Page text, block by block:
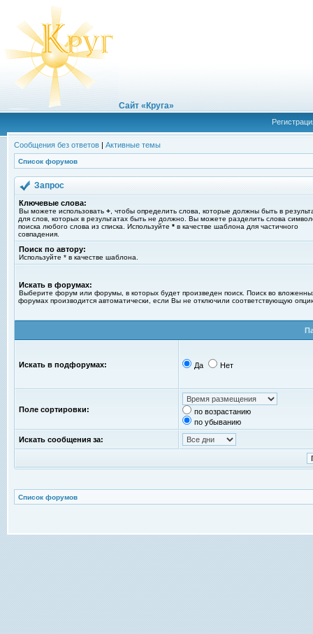
Сайт «Круга»
Сообщения без ответов | Активные темы
Список форумов
Запрос
Ключевые слова:
Вы можете использовать + , чтобы определить слова, которые должны быть в
для слов, которых в результатах быть не должно. Вы можете разделить слова
поиска любого слова из списка. Используйте * в качестве шаблона для частичного
совпадения.
Поиск по автору:
Используйте * в качестве шаблона.
Искать в форумах:
Выберите форум или форумы, в которых будет произведен поиск. Поиск во
форумах производится автоматически, если Вы не отключили соответствующую
Искать в подфорумах: Да Нет
Поле сортировки:
по возрастанию
по убыванию
Искать сообщения за:
Список форумов